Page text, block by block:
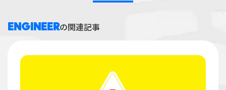
ENGINEERの関連記事